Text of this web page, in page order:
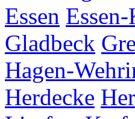
Essen
Gladbeck
Hagen-
Herdecke